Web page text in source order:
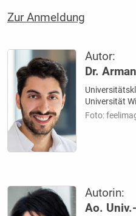
Zur Anmeldung
Autor:
Dr.
Universität
Foto:
Autorin:
Ao.